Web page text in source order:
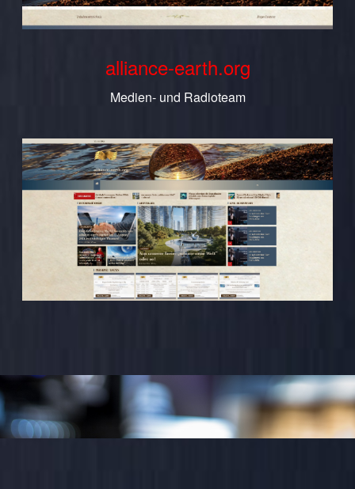
alliance-earth.org
Medien- und Radioteam